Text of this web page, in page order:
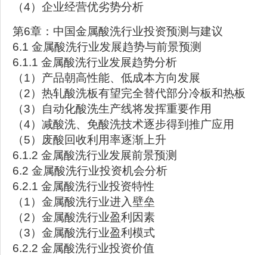
（4）企业经营优劣势分析
第6章：中国金属酸洗行业投资预测与建议
6.1 金属酸洗行业发展趋势与前景预测
6.1.1 金属酸洗行业发展趋势分析
（1）产品朝高性能、低成本方向发展
（2）热轧酸洗板有望完全替代部分冷板和热板
（3）自动化酸洗生产线将发挥重要作用
（4）减酸洗、免酸洗技术逐步得到推广应用
（5）废酸回收利用率逐渐上升
6.1.2 金属酸洗行业发展前景预测
6.2 金属酸洗行业投资机会分析
6.2.1 金属酸洗行业投资特性
（1）金属酸洗行业进入壁垒
（2）金属酸洗行业盈利因素
（3）金属酸洗行业盈利模式
6.2.2 金属酸洗行业投资价值